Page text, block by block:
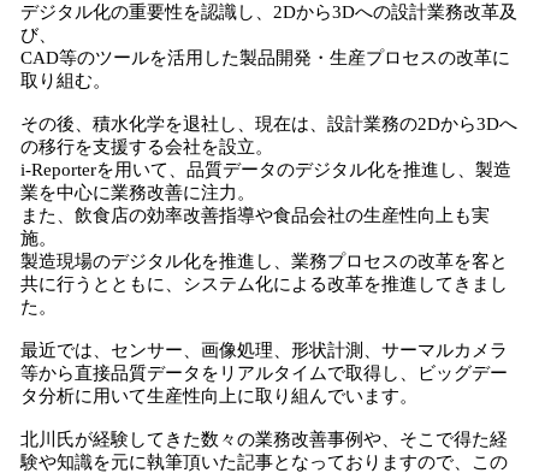
デジタル化の重要性を認識し、2Dから3Dへの設計業務改革及
び、
CAD等のツールを活用した製品開発・生産プロセスの改革に
取り組む。
その後、積水化学を退社し、現在は、設計業務の2Dから3Dへ
の移行を支援する会社を設立。
i-Reporterを用いて、品質データのデジタル化を推進し、製造
業を中心に業務改善に注力。
また、飲食店の効率改善指導や食品会社の生産性向上も実
施。
製造現場のデジタル化を推進し、業務プロセスの改革を客と
共に行うとともに、システム化による改革を推進してきまし
た。
最近では、センサー、画像処理、形状計測、サーマルカメラ
等から直接品質データをリアルタイムで取得し、ビッグデー
タ分析に用いて生産性向上に取り組んでいます。
北川氏が経験してきた数々の業務改善事例や、そこで得た経
験や知識を元に執筆頂いた記事となっておりますので、この